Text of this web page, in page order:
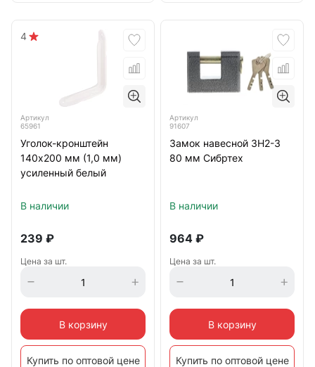
4
Артикул
65961
Уголок-кронштейн
140х200 мм (1,0 мм)
усиленный белый
В наличии
239 ₽
Цена за шт.
В корзину
Купить по оптовой цене
Артикул
91607
Замок навесной ЗН2-3
80 мм Сибртех
В наличии
964 ₽
Цена за шт.
В корзину
Купить по оптовой цене